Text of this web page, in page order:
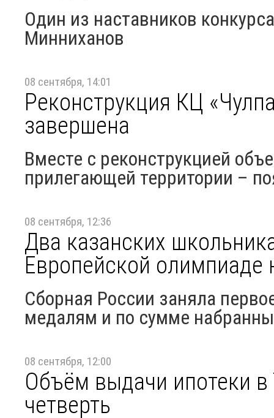
Один из наставников
Минниханов
08 сентября, 14:01
Реконструкция КЦ
завершена
Вместе с реконструкцией
прилегающей территории –
08 сентября, 12:36
Два казанских
Европейской
Сборная России заняла
медалям и по сумме
08 сентября, 12:00
Объём выдачи ипотеки в
четверть